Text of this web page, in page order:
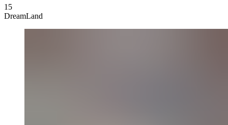
15
DreamLand